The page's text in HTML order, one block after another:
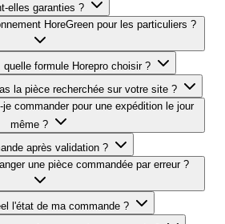
elles garanties ?
HoreGreen pour les particuliers ?
formule Horepro choisir ?
la pièce recherchée sur votre site ?
commander pour une expédition le jour
même ?
après validation ?
une pièce commandée par erreur ?
l'état de ma commande ?